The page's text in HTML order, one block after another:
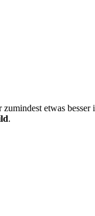
etwas
.